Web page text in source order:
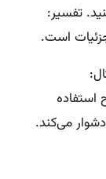
تفسیر:
است.
استفاده
می‌کند.